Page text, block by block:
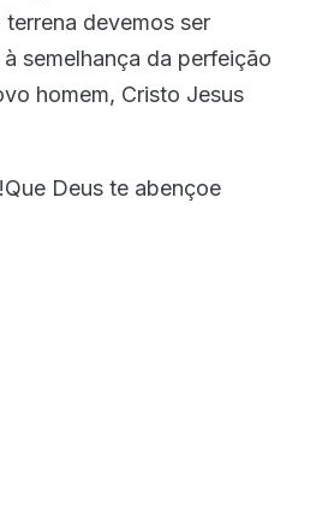
terrena devemos ser
semelhança da perfeição
homem, Cristo Jesus
Deus te abençoe